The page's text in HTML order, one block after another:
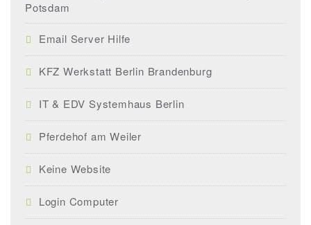
Potsdam
Email Server Hilfe
KFZ Werkstatt Berlin Brandenburg
IT & EDV Systemhaus Berlin
Pferdehof am Weiler
Keine Website
Login Computer